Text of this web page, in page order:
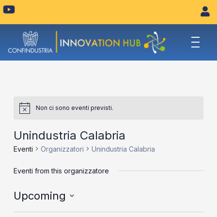
Y
o
t
u
Non ci sono eventi previsti.
Unindustria Calabria
Eventi Organizzatori Unindustria Calabria
Eventi from this organizzatore
Upcoming